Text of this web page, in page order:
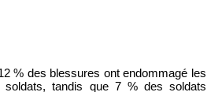
% des blessures ont endommagé les
soldats, tandis que 7 % des soldats